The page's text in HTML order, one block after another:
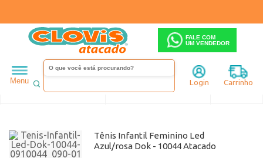
FALE COM
UM VENDEDOR
Menu Login Carrinho
Infantil Dok
Ordenar Filtrar
Tênis Infantil Feminino Led
Azul/rosa Dok - 10044 Atacado